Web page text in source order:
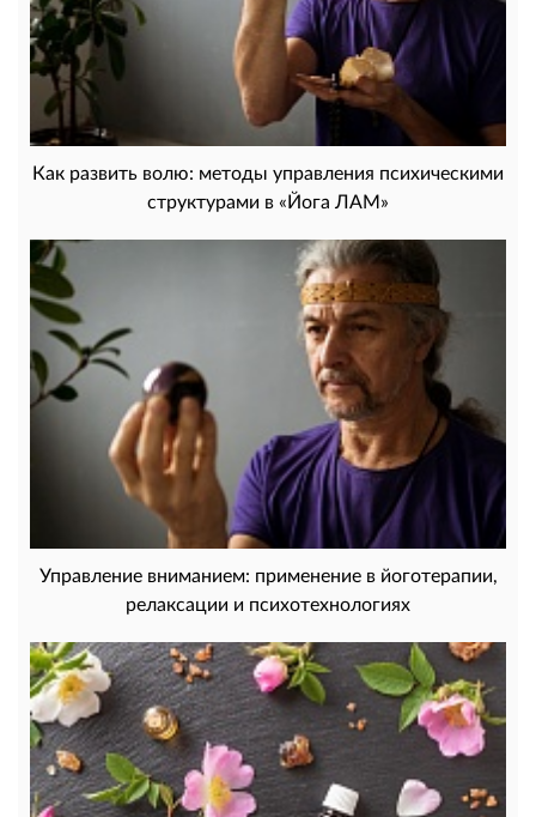
Как развить волю: методы управления психическими
структурами в «Йога ЛАМ»
Управление вниманием: применение в йоготерапии,
релаксации и психотехнологиях